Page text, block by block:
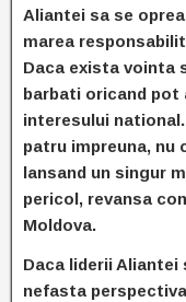
Aliantei sa se
marea
Daca exista vointa
barbati oricand pot
interesului
patru impreuna,
lansand un singur
pericol, revansa
Moldova.
Daca liderii
nefasta